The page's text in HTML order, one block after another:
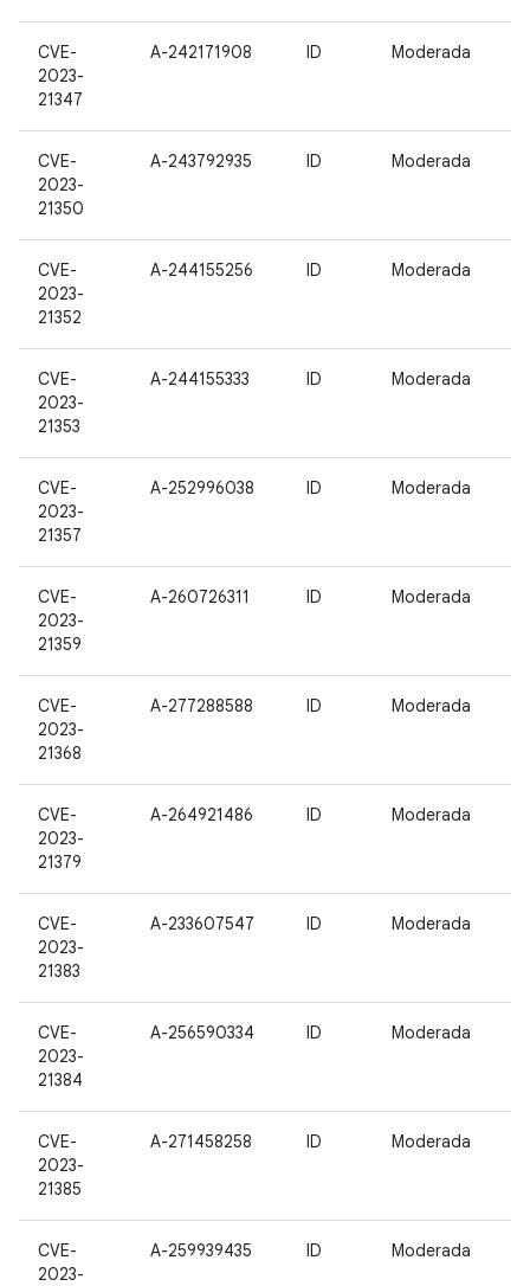
CVE-
2023-
21347
A-242171908 ID Moderada
CVE-
2023-
21350
A-243792935 ID Moderada
CVE-
2023-
21352
A-244155256 ID Moderada
CVE-
2023-
21353
A-244155333 ID Moderada
CVE-
2023-
21357
A-252996038 ID Moderada
CVE-
2023-
21359
A-260726311 ID Moderada
CVE-
2023-
21368
A-277288588 ID Moderada
CVE-
2023-
21379
A-264921486 ID Moderada
CVE-
2023-
21383
A-233607547 ID Moderada
CVE-
2023-
21384
A-256590334 ID Moderada
CVE-
2023-
21385
A-271458258 ID Moderada
CVE-
2023-
A-259939435 ID Moderada